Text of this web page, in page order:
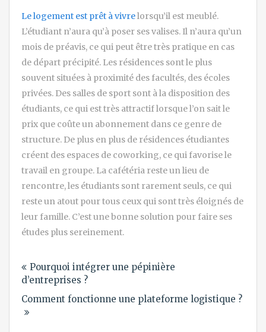
Le logement est prêt à vivrelorsqu’il est meublé.
L’étudiant n’aura qu’à poser ses valises. Il n’aura qu’un
mois de préavis, ce qui peut être très pratique en cas
de départ précipité. Les résidences sont le plus
souvent situées à proximité des facultés, des écoles
privées. Des salles de sport sont à la disposition des
étudiants, ce qui est très attractif lorsque l’on sait le
prix que coûte un abonnement dans ce genre de
structure. De plus en plus de résidences étudiantes
créent des espaces de coworking, ce qui favorise le
travail en groupe. La cafétéria reste un lieu de
rencontre, les étudiants sont rarement seuls, ce qui
reste un atout pour tous ceux qui sont très éloignés de
leur famille. C’est une bonne solution pour faire ses
études plus sereinement.
de
l’article
Pourquoi intégrer une pépinière
d’entreprises ?
Comment fonctionne une plateforme logistique ?